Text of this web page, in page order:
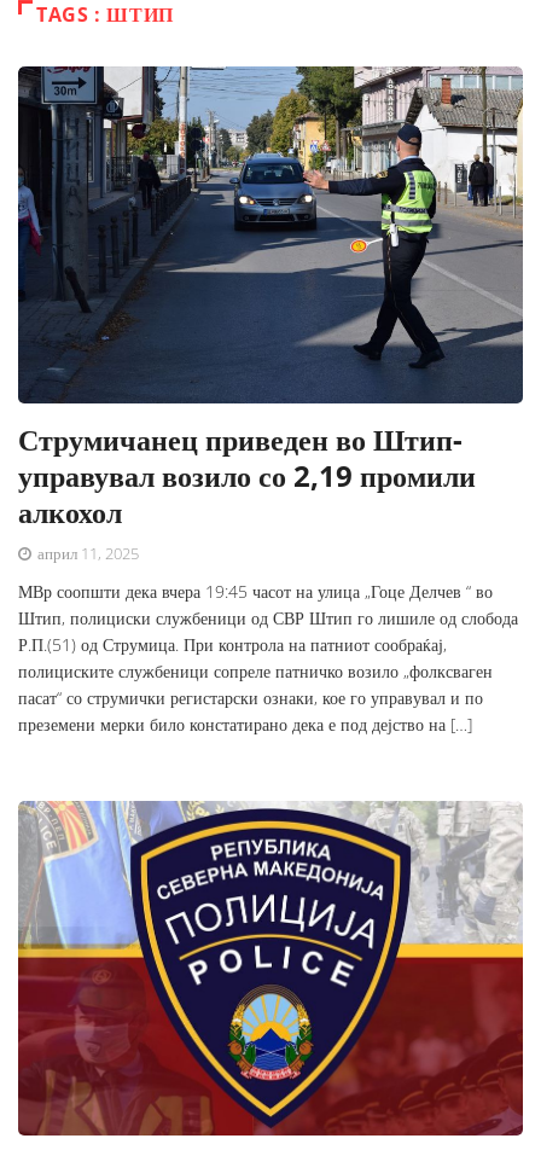
TAGS : ШТИП
Струмичанец приведен во Штип-
управувал возило со 2,19 промили
алкохол
април 11, 2025
МВр соопшти дека вчера 19:45 часот на улица „Гоце Делчев “ во
Штип, полициски службеници од СВР Штип го лишиле од слобода
Р.П.(51) од Струмица. При контрола на патниот сообраќај,
полициските службеници сопреле патничко возило „фолксваген
пасат“ со струмички регистарски ознаки, кое го управувал и по
преземени мерки било констатирано дека е под дејство на […]